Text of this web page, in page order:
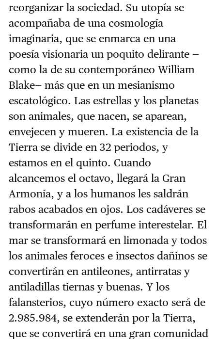
reorganizar la sociedad. Su utopía se
acompañaba de una cosmología
imaginaria, que se enmarca en una
poesía visionaria un poquito delirante —
como la de su contemporáneo William
Blake— más que en un mesianismo
escatológico. Las estrellas y los planetas
son animales, que nacen, se aparean,
envejecen y mueren. La existencia de la
Tierra se divide en 32 periodos, y
estamos en el quinto. Cuando
alcancemos el octavo, llegará la Gran
Armonía, y a los humanos les saldrán
rabos acabados en ojos. Los cadáveres se
transformarán en perfume interestelar. El
mar se transformará en limonada y todos
los animales feroces e insectos dañinos se
convertirán en antileones, antirratas y
antiladillas tiernas y buenas. Y los
falansterios, cuyo número exacto será de
2.985.984, se extenderán por la Tierra,
que se convertirá en una gran comunidad